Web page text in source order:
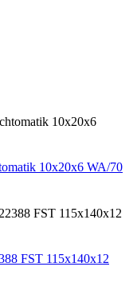
10x20x6 WA/70
FST 115x140x12